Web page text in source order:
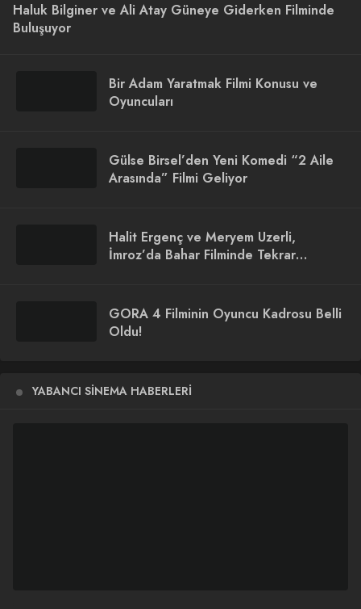
Haluk Bilginer ve Ali Atay Güneye Giderken Filminde
Buluşuyor
Bir Adam Yaratmak Filmi Konusu ve
Oyuncuları
Gülse Birsel’den Yeni Komedi “2 Aile
Arasında” Filmi Geliyor
Halit Ergenç ve Meryem Uzerli,
İmroz’da Bahar Filminde Tekrar
GORA 4 Filminin Oyuncu Kadrosu Belli
Oldu!
YABANCI SINEMA HABERLERI